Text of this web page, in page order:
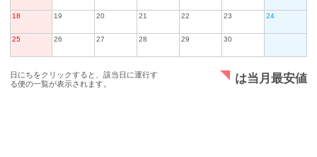
18 19 20 21 22 23 24
25 26 27 28 29 30
日にちをクリックすると、該当日に運行す
る便の一覧が表示されます。
は当月最安値